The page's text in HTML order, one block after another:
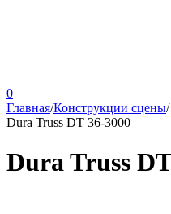
0
Главная/Конструкции сцены/
Dura Truss DT 36-3000
Dura Truss